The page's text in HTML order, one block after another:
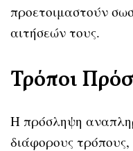
προετοιμαστούν
αιτήσεών τους.
Τρόποι
Η πρόσληψη
διάφορους